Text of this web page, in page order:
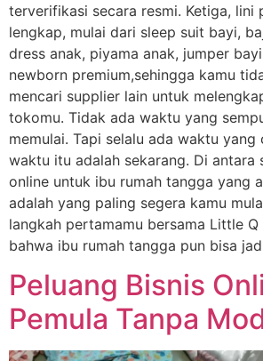
terverifikasi secara resmi. Ketiga, lini
lengkap, mulai dari sleep suit bayi,
dress anak, piyama anak, jumper
newborn premium,sehingga kamu
mencari supplier lain untuk
tokomu. Tidak ada waktu yang
memulai. Tapi selalu ada waktu
waktu itu adalah sekarang. Di antara
online untuk ibu rumah tangga yang
adalah yang paling segera kamu
langkah pertamamu bersama Little
bahwa ibu rumah tangga pun bisa
Peluang Bisnis
Pemula Tanpa